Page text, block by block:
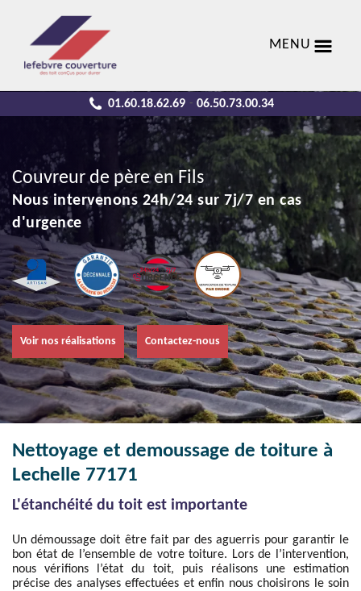
MENU
01.60.18.62.69 - 06.50.73.00.34
Couvreur de père en Fils
Nous intervenons 24h/24 sur 7j/7 en cas
d'urgence
Voir nos réalisations Contactez-nous
Nettoyage et demoussage de toiture à
Lechelle 77171
L'étanchéité du toit est importante
Un démoussage doit être fait par des aguerris pour garantir le
bon état de l’ensemble de votre toiture. Lors de l’intervention,
nous vérifions l’état du toit, puis réalisons une estimation
précise des analyses effectuées et enfin nous choisirons le soin